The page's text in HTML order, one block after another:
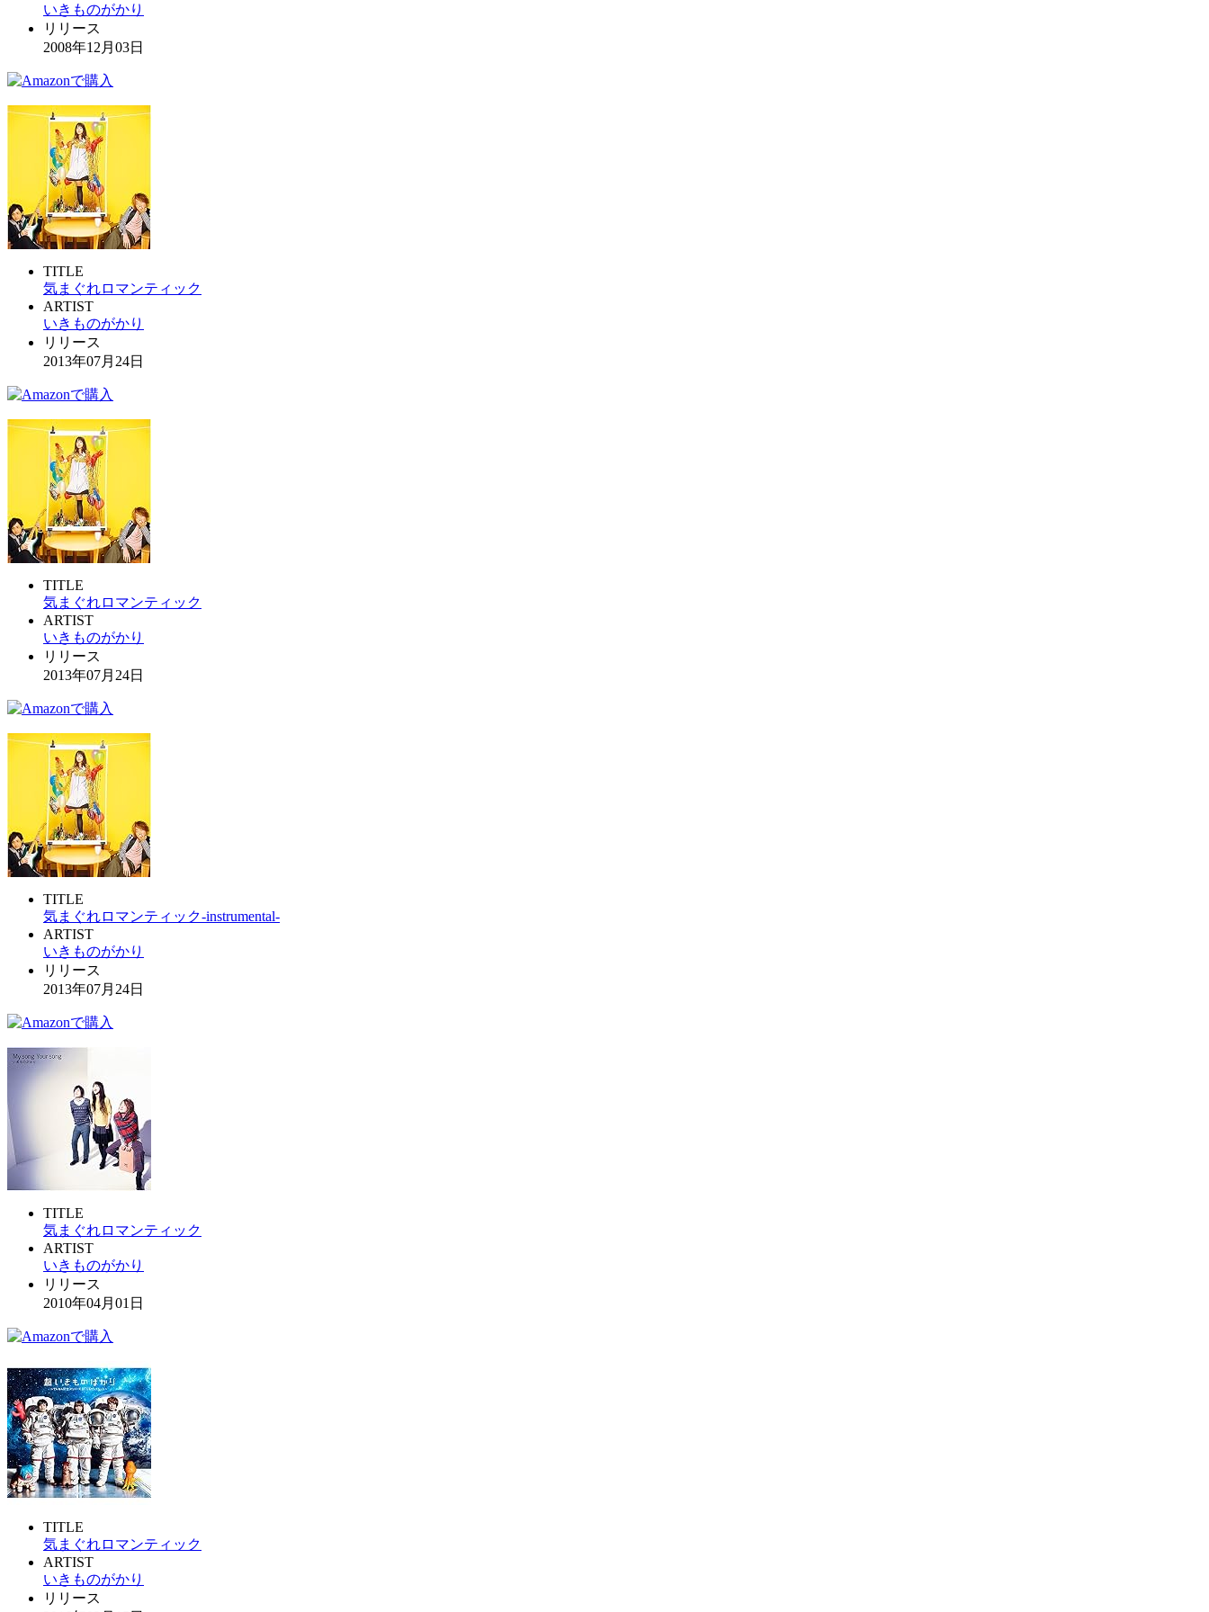
いきものがかり
リリース
2008年12月03日
TITLE
気まぐれロマンティック
ARTIST
いきものがかり
リリース
2013年07月24日
TITLE
気まぐれロマンティック
ARTIST
いきものがかり
リリース
2013年07月24日
TITLE
気まぐれロマンティック-instrumental-
ARTIST
いきものがかり
リリース
2013年07月24日
TITLE
気まぐれロマンティック
ARTIST
いきものがかり
リリース
2010年04月01日
TITLE
気まぐれロマンティック
ARTIST
いきものがかり
リリース